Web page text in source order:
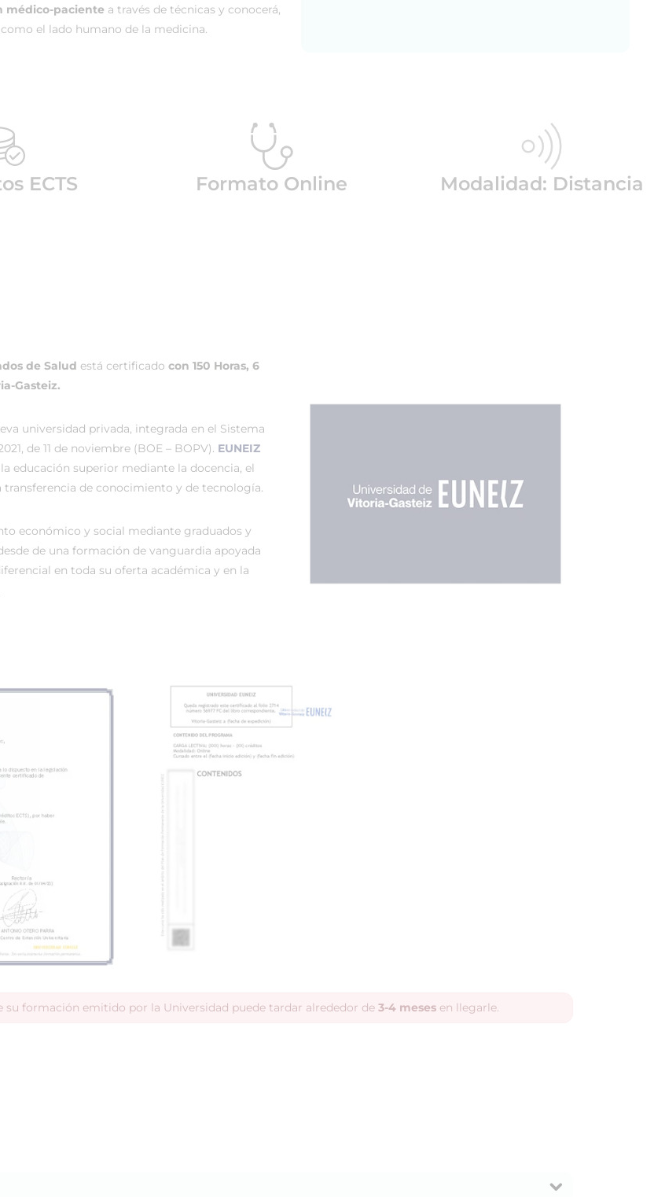
médico-paciente a través de técnicas y conocerá,
como el lado humano de la medicina.
ECTS Formato Online Modalidad: Distancia
de Salud está certificado con 150 Horas, 6
Gasteiz.
universidad privada, integrada en el Sistema
de 11 de noviembre (BOE – BOPV). EUNEIZ
educación superior mediante la docencia, el
de conocimiento y de tecnología.
económico y social mediante graduados y
de una formación de vanguardia apoyada
en toda su oferta académica y en la
su formación emitido por la Universidad puede tardar alrededor de 3-4 mesesen llegarle.